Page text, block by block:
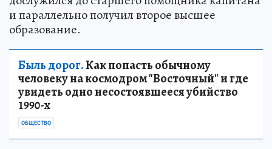
и параллельно получил второе высшее
образование.
Быль дорог.Как попасть обычному
человеку на космодром "Восточный" и где
увидеть одно несостоявшееся убийство
1990-х
ОБЩЕСТВО